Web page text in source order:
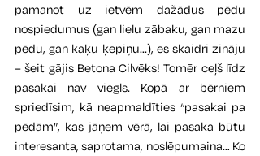
pamanot uz ietvēm dažādus pēdu
nospiedumus (gan lielu zābaku, gan mazu
pēdu, gan kaķu ķepiņu...), es skaidri zināju
– šeit gājis Betona Cilvēks! Tomēr ceļš līdz
pasakai nav viegls. Kopā ar bērniem
spriedīsim, kā neapmaldīties “pasakai pa
pēdām”, kas jāņem vērā, lai pasaka būtu
interesanta, saprotama, noslēpumaina… Ko